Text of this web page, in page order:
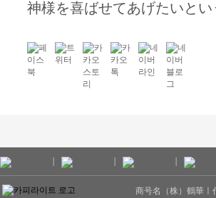
神様を喜ばせてあげたいと
商号名（株）鶴華